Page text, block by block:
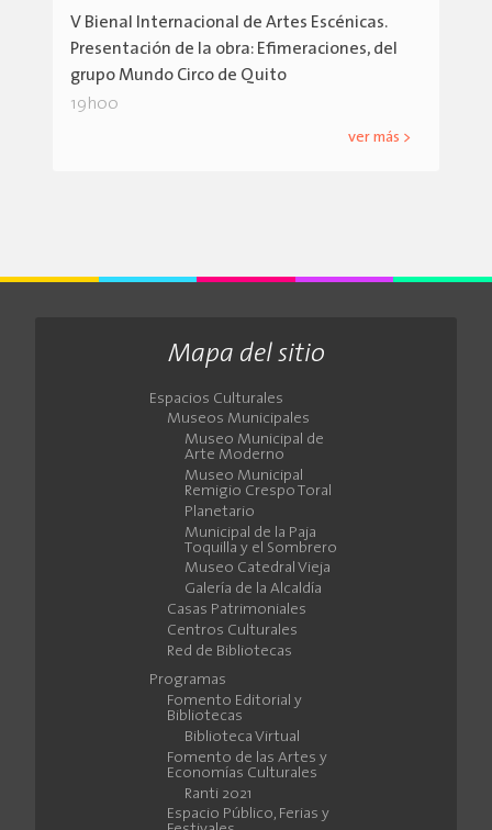
V Bienal Internacional de Artes Escénicas.
Presentación de la obra: Efimeraciones, del
grupo Mundo Circo de Quito
19h00
ver más >
Mapa del sitio
Espacios Culturales
Museos Municipales
Museo Municipal de
Arte Moderno
Museo Municipal
Remigio Crespo Toral
Planetario
Municipal de la Paja
Toquilla y el Sombrero
Museo Catedral Vieja
Galería de la Alcaldía
Casas Patrimoniales
Centros Culturales
Red de Bibliotecas
Programas
Fomento Editorial y
Bibliotecas
Biblioteca Virtual
Fomento de las Artes y
Economías Culturales
Ranti 2021
Espacio Público, Ferias y